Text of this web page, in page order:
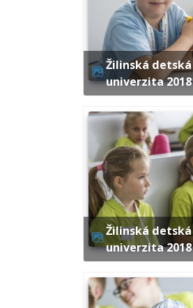
Žilinská detská
univerzita 2018
Žilinská detská
univerzita 2018